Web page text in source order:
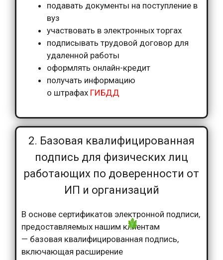
подавать документы на поступление в
вуз
участвовать в электронных торгах
подписывать трудовой договор для
удаленной работы
оформлять онлайн-кредит
получать информацию
о штрафах ГИБДД
2. Базовая квалифицированная
подпись для физических лиц
работающих по доверенности от
ИП и организаций
В основе сертификатов электронной подписи,
предоставляемых нашим клиентам
— базовая квалифицированная подпись,
включающая расширение